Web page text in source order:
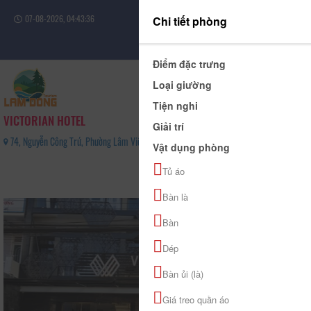
07-08-2026, 04:43:37
Đăng nhập
VICTORIAN HOTEL
74, Nguyễn Công Trứ, Phường Lâm Viên - Đà Lạt, Tỉnh Lâm Đồng - 0263 3605 605
Chi tiết phòng
Điểm đặc trưng
Loại giường
Tiện nghi
Giải trí
Vật dụng phòng
Tủ áo
Bàn là
Bàn
Dép
Bàn ủi (là)
Giá treo quần áo